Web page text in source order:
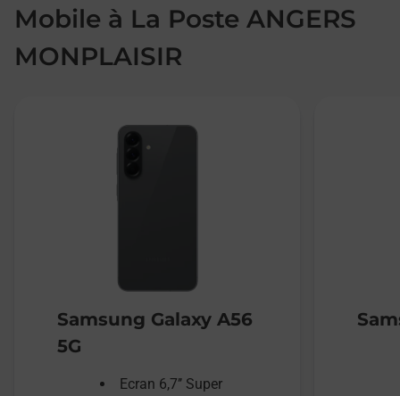
Mobile à La Poste ANGERS
MONPLAISIR
Samsung Galaxy A56
5G
Ecran 6,7’’ Super